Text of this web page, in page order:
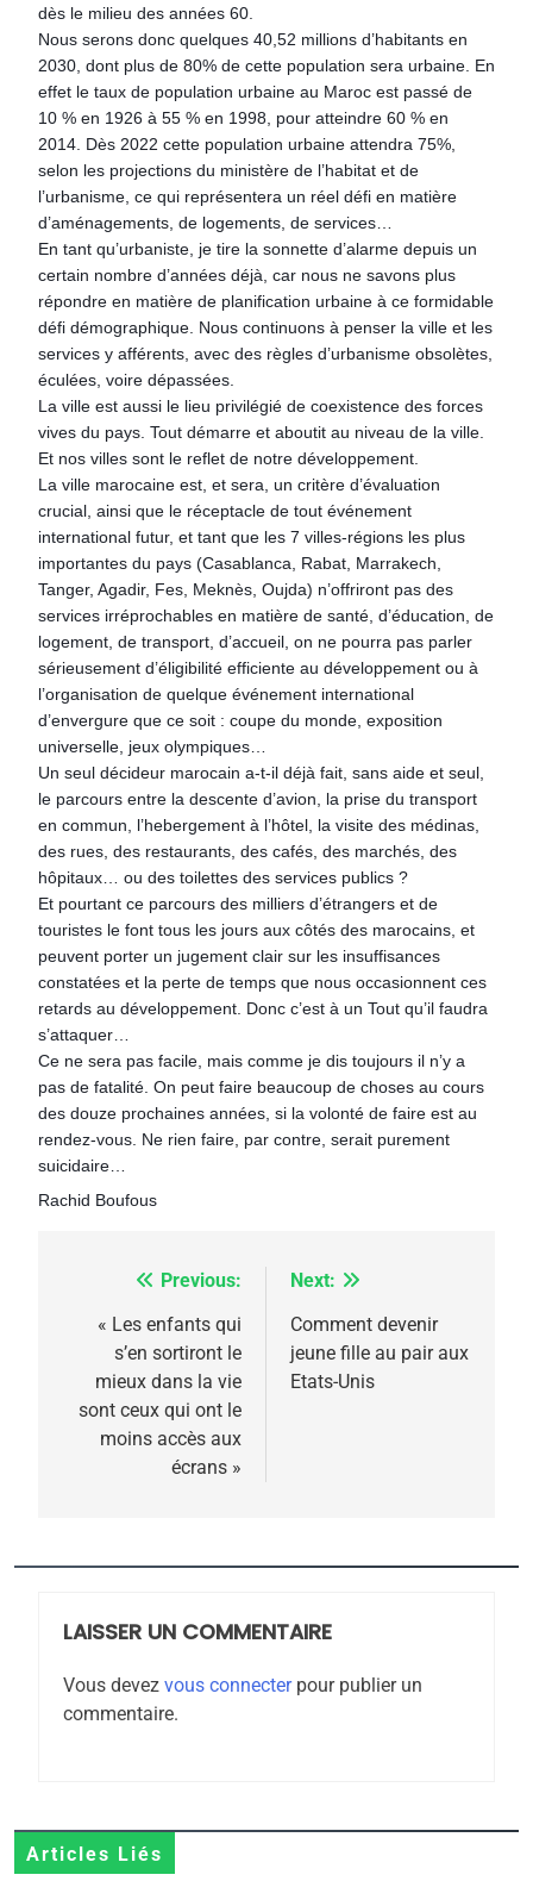
dès le milieu des années 60.
Nous serons donc quelques 40,52 millions d’habitants en
2030, dont plus de 80% de cette population sera urbaine. En
effet le taux de population urbaine au Maroc est passé de
10 % en 1926 à 55 % en 1998, pour atteindre 60 % en
2014. Dès 2022 cette population urbaine attendra 75%,
selon les projections du ministère de l’habitat et de
l’urbanisme, ce qui représentera un réel défi en matière
d’aménagements, de logements, de services…
En tant qu’urbaniste, je tire la sonnette d’alarme depuis un
certain nombre d’années déjà, car nous ne savons plus
répondre en matière de planification urbaine à ce formidable
défi démographique. Nous continuons à penser la ville et les
services y afférents, avec des règles d’urbanisme obsolètes,
éculées, voire dépassées.
La ville est aussi le lieu privilégié de coexistence des forces
vives du pays. Tout démarre et aboutit au niveau de la ville.
Et nos villes sont le reflet de notre développement.
La ville marocaine est, et sera, un critère d’évaluation
crucial, ainsi que le réceptacle de tout événement
international futur, et tant que les 7 villes-régions les plus
importantes du pays (Casablanca, Rabat, Marrakech,
Tanger, Agadir, Fes, Meknès, Oujda) n’offriront pas des
services irréprochables en matière de santé, d’éducation, de
logement, de transport, d’accueil, on ne pourra pas parler
sérieusement d’éligibilité efficiente au développement ou à
l’organisation de quelque événement international
d’envergure que ce soit : coupe du monde, exposition
universelle, jeux olympiques…
Un seul décideur marocain a-t-il déjà fait, sans aide et seul,
le parcours entre la descente d’avion, la prise du transport
en commun, l’hebergement à l’hôtel, la visite des médinas,
des rues, des restaurants, des cafés, des marchés, des
hôpitaux… ou des toilettes des services publics ?
Et pourtant ce parcours des milliers d’étrangers et de
touristes le font tous les jours aux côtés des marocains, et
peuvent porter un jugement clair sur les insuffisances
constatées et la perte de temps que nous occasionnent ces
retards au développement. Donc c’est à un Tout qu’il faudra
s’attaquer…
Ce ne sera pas facile, mais comme je dis toujours il n’y a
pas de fatalité. On peut faire beaucoup de choses au cours
des douze prochaines années, si la volonté de faire est au
rendez-vous. Ne rien faire, par contre, serait purement
suicidaire…
Rachid Boufous
Navigation
l’article
Previous:
« Les enfants qui
s’en sortiront le
mieux dans la vie
sont ceux qui ont le
moins accès aux
écrans »
Next:
Comment devenir
jeune fille au pair aux
Etats-Unis
LAISSER UN COMMENTAIRE
Vous devez vous connecterpour publier un
commentaire.
Articles Liés
2025, l’année la plus
meurtrière selon le
rapport d’ADL contre
FIÈRE, DIGNE ET RÉSILIENTE :
MA JUDAÏTE par Thérèse
Zrihen-Dvir
8